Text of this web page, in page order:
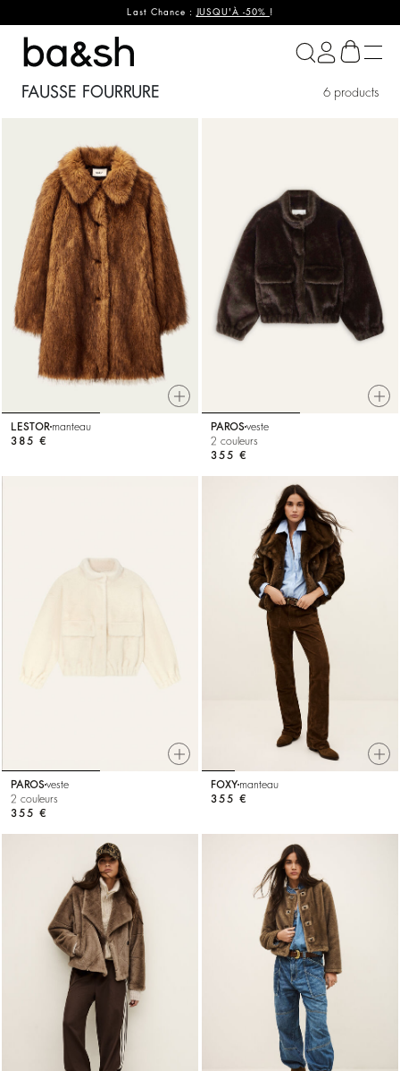
Last Chance :JUSQU'À -50% !
ba&sh
FAUSSE FOURRURE 6 products
LESTOR manteau
385 €
PAROSveste
2 couleurs
355 €
PAROSveste
2 couleurs
355 €
FOXY manteau
355 €